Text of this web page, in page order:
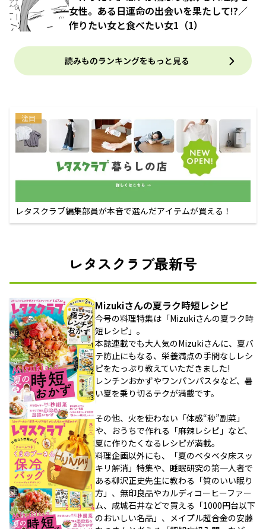
女性。ある日運命の出会いを果たして!?／
作りたい女と食べたい女1（1）
読みものランキングをもっと見る
注目
レタスクラブ編集部員が本音で選んだアイテムが買える！
レタスクラブ最新号
Mizukiさんの夏ラク時短レシピ
今号の料理特集は「Mizukiさんの夏ラク時
短レシピ」。
本誌連載でも大人気のMizukiさんに、夏バ
テ防止にもなる、栄養満点の手間なしレシ
ピをたっぷり教えていただきました!
レンチンおかずやワンパンパスタなど、暑
い夏を乗り切るテクが満載です。
その他、火を使わない「体感“秒”副菜」
や、おうちで作れる「麻辣レシピ」など、
夏に作りたくなるレシピが満載。
料理企画以外にも、「夏のベタベタ床スッ
キリ解消」特集や、睡眠研究の第一人者で
ある柳沢正史先生に教わる「質のいい眠り
方」、無印良品やカルディコーヒーファー
ム、成城石井などで買える「1000円台以下
のおいしい名品」、メイプル超合金の安藤